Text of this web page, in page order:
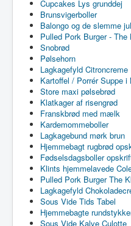
Cupcakes Lys grunddej
Brunsvigerboller
Balongo og de slemme
Pulled Pork Burger -
Snobrød
Pølsehorn
Lagkagefyld Citroncreme
Kartoffel / Porrér Suppe i
Store maxi pølsebrød
Klatkager af risengrød
Franskbrød med mælk
Kardemommeboller
Lagkagebund mørk brun
Hjemmebagt rugbrød
Fødselsdagsboller
Klints hjemmelavede
Pulled Pork Burger The
Lagkagefyld
Sous Vide Tids Tabel
Hjemmebagte
Sous Vide Kalve Culotte